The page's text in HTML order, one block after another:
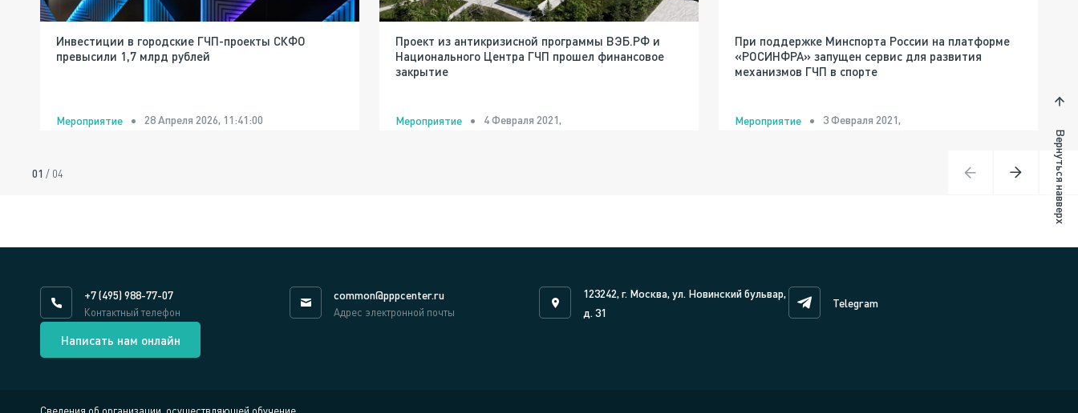
Инвестиции в городские ГЧП-проекты СКФО
превысили 1,7 млрд рублей
Мероприятие 28 Апреля 2026, 11:41:00
Проект из антикризисной программы ВЭБ.РФ и
Национального Центра ГЧП прошел финансовое
закрытие
Мероприятие 4 Февраля 2021,
При поддержке Минспорта России на платформе
«РОСИНФРА» запущен сервис для развития
механизмов ГЧП в спорте
Мероприятие 3 Февраля 2021,
01 / 04 Вернуться навверх
+7 (495) 988-77-07
Контактный телефон
common@pppcenter.ru
Адрес электронной почты
123242, г. Москва, ул. Новинский бульвар,
д. 31
Telegram
Написать нам онлайн